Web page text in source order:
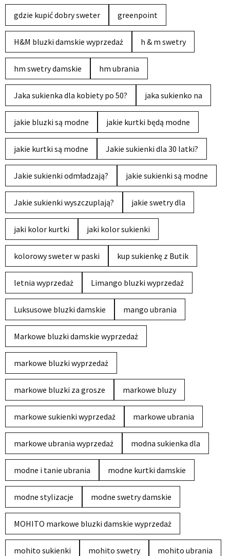
gdzie kupić dobry sweter greenpoint
H&M bluzki damskie wyprzedaż h & m swetry
hm swetry damskie hm ubrania
Jaka sukienka dla kobiety po 50? jaka sukienko na
jakie bluzki są modne jakie kurtki będą modne
jakie kurtki są modne Jakie sukienki dla 30 latki?
Jakie sukienki odmładzają? jakie sukienki są modne
Jakie sukienki wyszczuplają? jakie swetry dla
jaki kolor kurtki jaki kolor sukienki
kolorowy sweter w paski kup sukienkę z Butik
letnia wyprzedaż Limango bluzki wyprzedaż
Luksusowe bluzki damskie mango ubrania
Markowe bluzki damskie wyprzedaż
markowe bluzki wyprzedaż
markowe bluzki za grosze markowe bluzy
markowe sukienki wyprzedaż markowe ubrania
markowe ubrania wyprzedaż modna sukienka dla
modne i tanie ubrania modne kurtki damskie
modne stylizacje modne swetry damskie
MOHITO markowe bluzki damskie wyprzedaż
mohito sukienki mohito swetry mohito ubrania